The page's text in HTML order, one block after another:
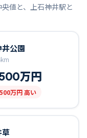
値と、 上石神井駅と
公園
km
万円
500万円高い
草